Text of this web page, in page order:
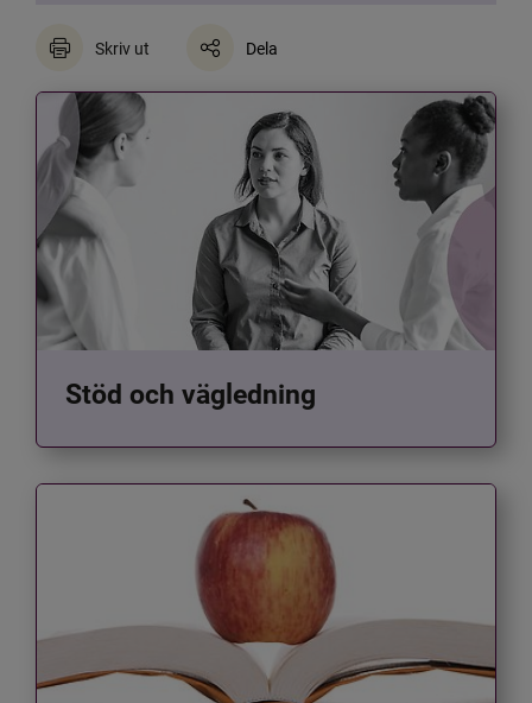
Skriv ut Dela
Stöd och vägledning